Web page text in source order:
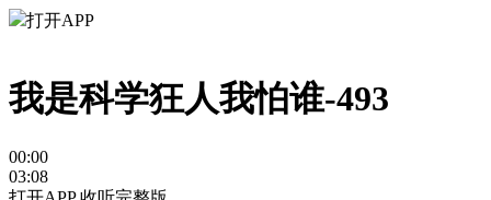
打开APP
我是科学狂人我怕谁-493
00:00
03:08